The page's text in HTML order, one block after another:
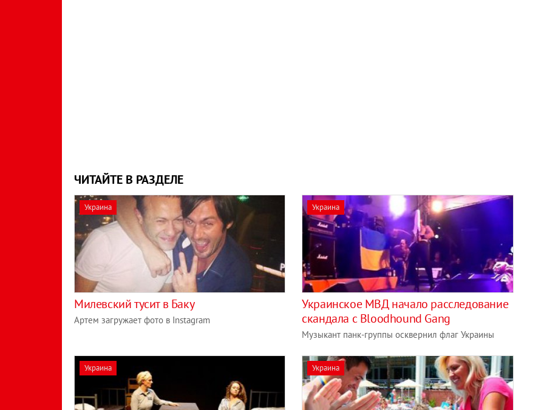
ЧИТАЙТЕ В РАЗДЕЛЕ
Украина
Милевский тусит в Баку
Артем загружает фото в Instagram
Украина
Украинское МВД начало расследование
скандала с Bloodhound Gang
Музыкант панк-группы осквернил флаг Украины
Украина Украина